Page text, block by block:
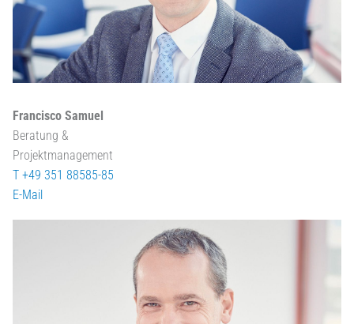
Francisco Samuel
Beratung &
Projektmanagement
T +49 351 88585-85
E-Mail